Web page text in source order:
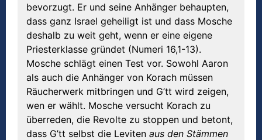
bevorzugt. Er und seine Anhänger behaupten,
dass ganz Israel geheiligt ist und dass Mosche
deshalb zu weit geht, wenn er eine eigene
Priesterklasse gründet (Numeri 16,1-13).
Mosche schlägt einen Test vor. Sowohl Aaron
als auch die Anhänger von Korach müssen
Räucherwerk mitbringen und G’tt wird zeigen,
wen er wählt. Mosche versucht Korach zu
überreden, die Revolte zu stoppen und betont,
dass G’tt selbst die Leviten aus den Stämmen